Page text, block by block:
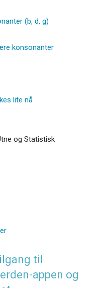
(b, d, g)
konsonanter
lite nå
og Statistisk
til
appen og